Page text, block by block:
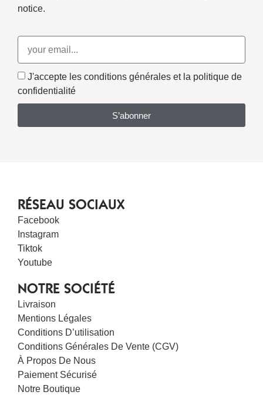
notice.
J'accepte les conditions générales et la politique de
confidentialité
S’abonner
RÉSEAU SOCIAUX
Facebook
Instagram
Tiktok
Youtube
NOTRE SOCIÉTÉ
Livraison
Mentions Légales
Conditions D’utilisation
Conditions Générales De Vente (CGV)
À Propos De Nous
Paiement Sécurisé
Notre Boutique